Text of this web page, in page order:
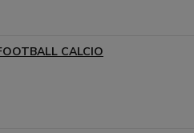
CALCIO